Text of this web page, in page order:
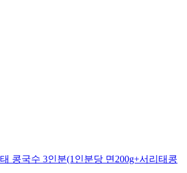
콩국수 3인분(1인분당 면200g+서리태콩